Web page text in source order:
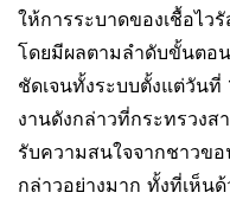
ให้การระบาดของเชื้อไว
โดยมีผลตามลำดับขั้นตอ
ชัดเจนทั้งระบบตั้งแต่วันที่
งานดังกล่าวที่กระทรวง
รับความสนใจจากชาวข
กล่าวอย่างมาก ทั้งที่เห็น